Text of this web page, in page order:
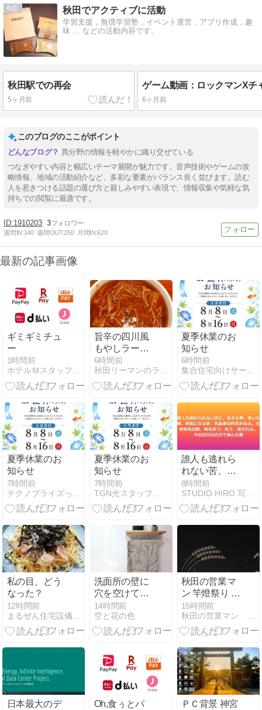
6 秋田でアクティブに活動
学習支援，無償学習塾，イベント運営，アプリ作成，趣
味 … などの活動内容です。
秋田駅での再会
5ヶ月前 6ヶ月前
このブログのここがポイント
異分野の情報を軽やかに織り交ぜている
つなぎやすい内容と幅広いテーマ展開が魅力です。音声技術やゲームの攻
略情報、地域の活動紹介など、多彩な要素がバランス良く並びます。読む
人を惹きつける話題の選び方と親しみやすい表現で、情報収集や気軽な気
持ちでの閲覧に最適です。
1910203 3
週間IN:140 週間OUT:250 月間IN:620
最新の記事画像
ギミギミチュ
ー
1時間前
ホテルＭスタッフブログ
旨辛の四川風
もやしラーメ
ンはサンマー
メンの進化系
6時間前
秋田リーマンのランチブログ
夏季休業のお
知らせ
6時間前
集合住宅向けサービス「ブロードストリーム」
夏季休業のお
知らせ
7時間前
夏季休業のお
知らせ
7時間前
誰人も逃れら
れない苦、生
きること、老
いること、病
気になるこ
8時間前
私の目、どう
なった？
12時間前
洗面所の壁に
穴を空けて後
悔なし。浮か
せる収納で毎
日がラクにな
14時間前
空と花の色
秋田の営業マ
ン 竿燈祭り 最
終日
15時間前
日本最大のデ
Oh,食ぅとパ
ＰＣ背景 神宮